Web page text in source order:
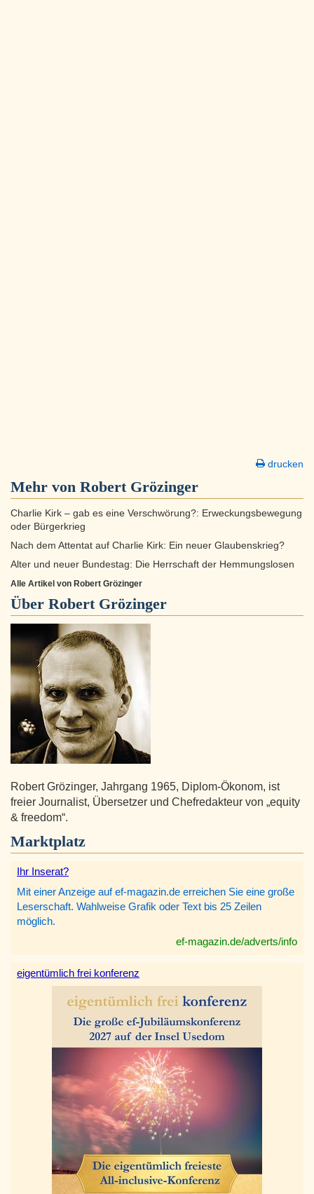
drucken
Mehr von Robert Grözinger
Charlie Kirk – gab es eine Verschwörung?: Erweckungsbewegung
oder Bürgerkrieg
Nach dem Attentat auf Charlie Kirk: Ein neuer Glaubenskrieg?
Alter und neuer Bundestag: Die Herrschaft der Hemmungslosen
Alle Artikel von Robert Grözinger
Über Robert Grözinger
Robert Grözinger, Jahrgang 1965, Diplom-Ökonom, ist
freier Journalist, Übersetzer und Chefredakteur von „equity
& freedom“.
Marktplatz
Ihr Inserat?
Mit einer Anzeige auf ef-magazin.de erreichen Sie eine große
Leserschaft. Wahlweise Grafik oder Text bis 25 Zeilen
möglich.
ef-magazin.de/adverts/info
eigentümlich frei konferenz